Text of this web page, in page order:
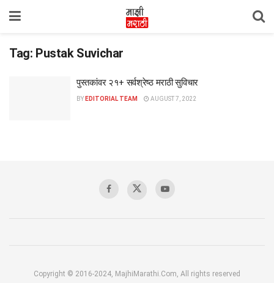
Tag: Pustak Suvichar
पुस्तकांवर २१+ सर्वश्रेष्ठ मराठी सुविचार
BY EDITORIAL TEAM AUGUST 7, 2022
Copyright © 2016-2024, MajhiMarathi.Com, All rights reserved